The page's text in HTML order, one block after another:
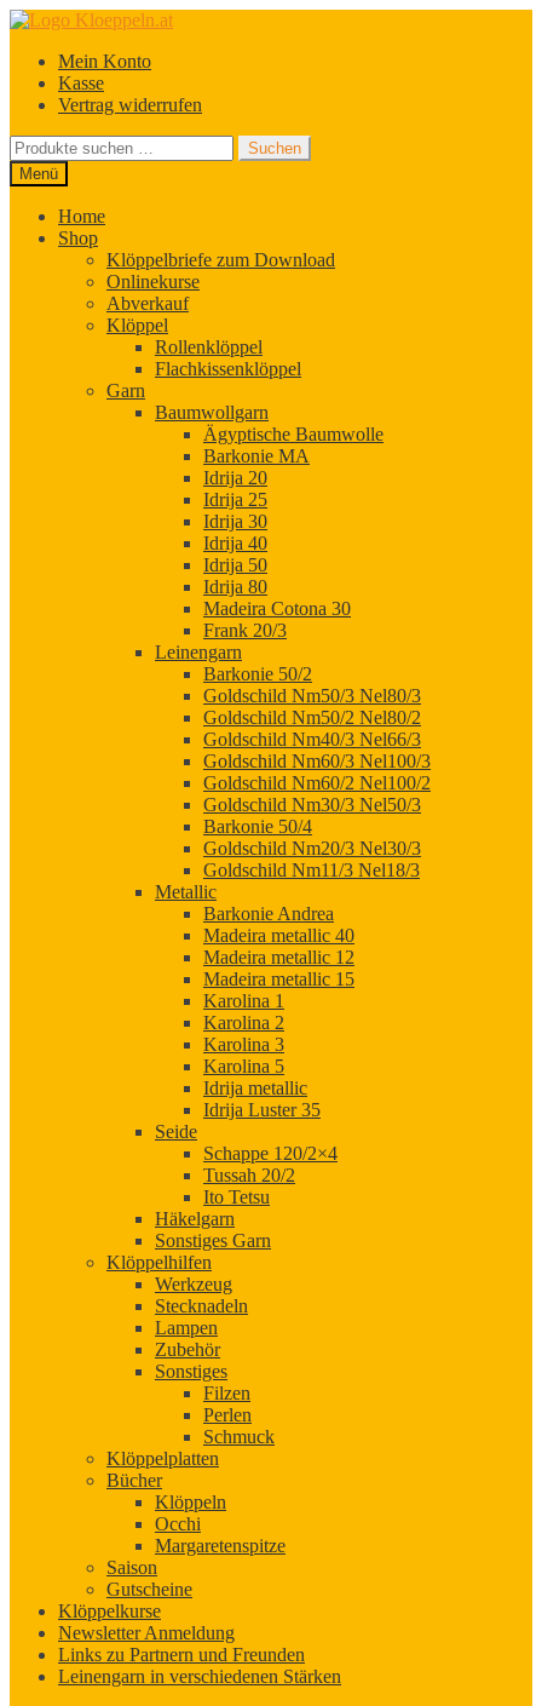
Zur
springen
Zum
springenMein Konto
Kasse
Vertrag widerrufen
Suchen
nach:
Suchen
Menü
Home
Shop
Klöppelbriefe zum Download
Onlinekurse
Abverkauf
Klöppel
Rollenklöppel
Flachkissenklöppel
Garn
Baumwollgarn
Ägyptische Baumwolle
Barkonie MA
Idrija 20
Idrija 25
Idrija 30
Idrija 40
Idrija 50
Idrija 80
Madeira Cotona 30
Frank 20/3
Leinengarn
Barkonie 50/2
Goldschild Nm50/3 Nel80/3
Goldschild Nm50/2 Nel80/2
Goldschild Nm40/3 Nel66/3
Goldschild Nm60/3 Nel100/3
Goldschild Nm60/2 Nel100/2
Goldschild Nm30/3 Nel50/3
Barkonie 50/4
Goldschild Nm20/3 Nel30/3
Goldschild Nm11/3 Nel18/3
Metallic
Barkonie Andrea
Madeira metallic 40
Madeira metallic 12
Madeira metallic 15
Karolina 1
Karolina 2
Karolina 3
Karolina 5
Idrija metallic
Idrija Luster 35
Seide
Schappe 120/2×4
Tussah 20/2
Ito Tetsu
Häkelgarn
Sonstiges Garn
Klöppelhilfen
Werkzeug
Stecknadeln
Lampen
Zubehör
Sonstiges
Filzen
Perlen
Schmuck
Klöppelplatten
Bücher
Klöppeln
Occhi
Margaretenspitze
Saison
Gutscheine
Klöppelkurse
Newsletter Anmeldung
Links zu Partnern und Freunden
Leinengarn in verschiedenen Stärken